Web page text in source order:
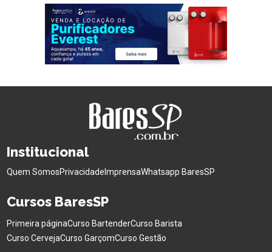
Institucional
Quem SomosPrivacidade ImprensaWhatsapp BaresSP
Cursos BaresSP
Primeira páginaCurso BartenderCurso Barista
Curso CervejaCurso GarçomCurso Gestão